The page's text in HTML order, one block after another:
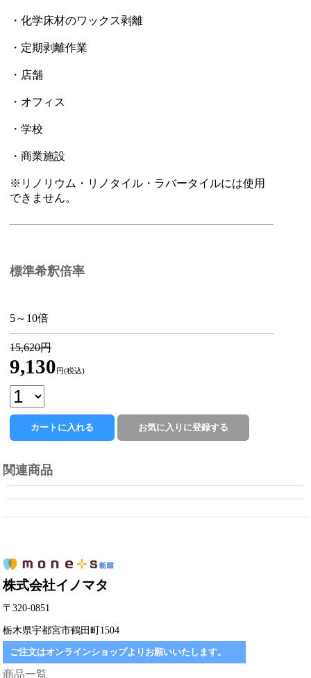
・化学床材のワックス剥離
・定期剥離作業
・店舗
・オフィス
・学校
・商業施設
※リノリウム・リノタイル・ラバータイルには使用
できません。
標準希釈倍率
5～10倍
15,620円
9,130 円(税込)
関連商品
株式会社イノマタ
〒320-0851
栃木県宇都宮市鶴田町1504
ご注文はオンラインショップよりお願いいたします。
商品一覧